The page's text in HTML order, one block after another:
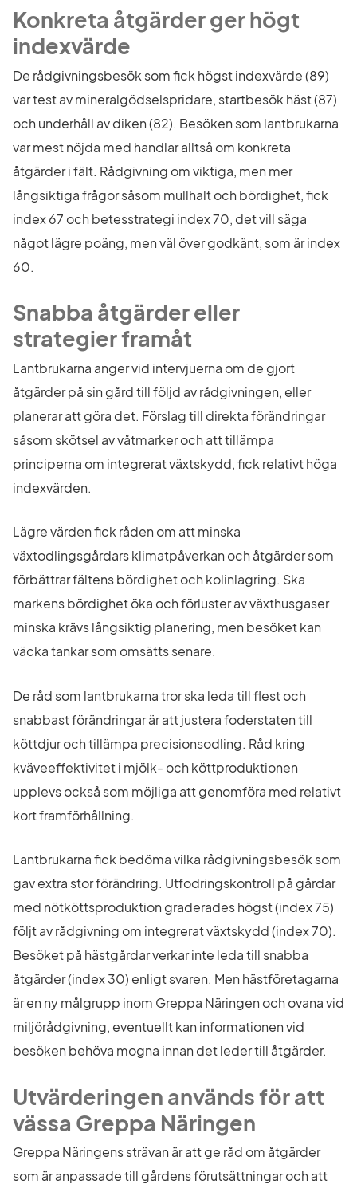
Konkreta åtgärder ger högt
indexvärde
De rådgivningsbesök som fick högst indexvärde (89)
var test av mineralgödselspridare, startbesök häst (87)
och underhåll av diken (82). Besöken som lantbrukarna
var mest nöjda med handlar alltså om konkreta
åtgärder i fält. Rådgivning om viktiga, men mer
långsiktiga frågor såsom mullhalt och bördighet, fick
index 67 och betesstrategi index 70, det vill säga
något lägre poäng, men väl över godkänt, som är index
60.
Snabba åtgärder eller
strategier framåt
Lantbrukarna anger vid intervjuerna om de gjort
åtgärder på sin gård till följd av rådgivningen, eller
planerar att göra det. Förslag till direkta förändringar
såsom skötsel av våtmarker och att tillämpa
principerna om integrerat växtskydd, fick relativt höga
indexvärden.
Lägre värden fick råden om att minska
växtodlingsgårdars klimatpåverkan och åtgärder som
förbättrar fältens bördighet och kolinlagring. Ska
markens bördighet öka och förluster av växthusgaser
minska krävs långsiktig planering, men besöket kan
väcka tankar som omsätts senare.
De råd som lantbrukarna tror ska leda till flest och
snabbast förändringar är att justera foderstaten till
köttdjur och tillämpa precisionsodling. Råd kring
kväveeffektivitet i mjölk- och köttproduktionen
upplevs också som möjliga att genomföra med relativt
kort framförhållning.
Lantbrukarna fick bedöma vilka rådgivningsbesök som
gav extra stor förändring. Utfodringskontroll på gårdar
med nötköttsproduktion graderades högst (index 75)
följt av rådgivning om integrerat växtskydd (index 70).
Besöket på hästgårdar verkar inte leda till snabba
åtgärder (index 30) enligt svaren. Men hästföretagarna
är en ny målgrupp inom Greppa Näringen och ovana vid
miljörådgivning, eventuellt kan informationen vid
besöken behöva mogna innan det leder till åtgärder.
Utvärderingen används för att
vässa Greppa Näringen
Greppa Näringens strävan är att ge råd om åtgärder
som är anpassade till gårdens förutsättningar och att